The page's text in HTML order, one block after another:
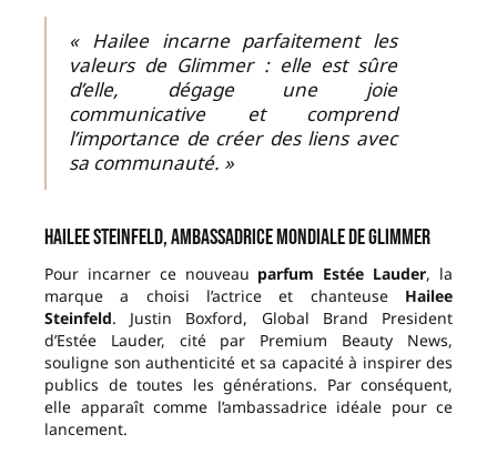
« Hailee incarne parfaitement les
valeurs de Glimmer : elle est sûre
d’elle, dégage une joie
communicative et comprend
l’importance de créer des liens avec
sa communauté. »
Hailee Steinfeld, ambassadrice mondiale de Glimmer
Pour incarner ce nouveau parfum Estée Lauder, la
marque a choisi l’actrice et chanteuse Hailee
Steinfeld. Justin Boxford, Global Brand President
d’Estée Lauder, cité par Premium Beauty News,
souligne son authenticité et sa capacité à inspirer des
publics de toutes les générations. Par conséquent,
elle apparaît comme l’ambassadrice idéale pour ce
lancement.